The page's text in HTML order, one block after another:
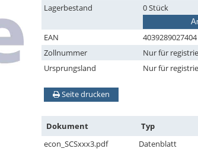
Lagerbestand 0 Stück
EAN
4039289027404
Zollnummer
Nur für
Ursprungsland
Nur für
Seite drucken
Dokument Typ
econ_SCSxxx3.pdf
Datenblatt